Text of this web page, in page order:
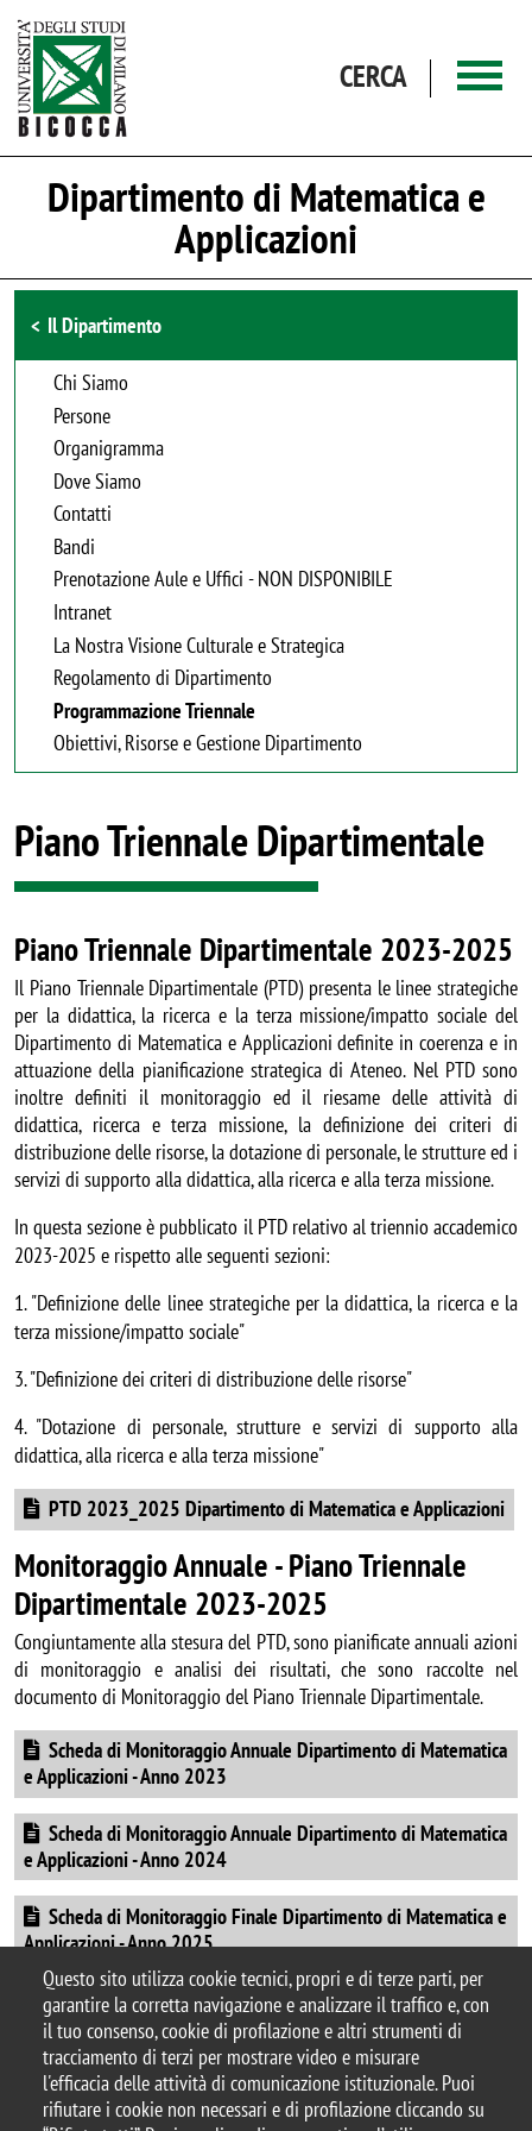
Questo sito utilizza cookie tecnici, propri e di terze parti, per
garantire la corretta navigazione e analizzare il traffico e, con
il tuo consenso, cookie di profilazione e altri strumenti di
tracciamento di terzi per mostrare video e misurare
l'efficacia delle attività di comunicazione istituzionale. Puoi
rifiutare i cookie non necessari e di profilazione cliccando su
CERCA
Dipartimento di Matematica e
Applicazioni
Browse the section
Il Dipartimento
Chi Siamo
Persone
Organigramma
Dove Siamo
Contatti
Bandi
Prenotazione Aule e Uffici - NON DISPONIBILE
Intranet
La Nostra Visione Culturale e Strategica
Regolamento di Dipartimento
Programmazione Triennale
Obiettivi, Risorse e Gestione Dipartimento
Piano Triennale Dipartimentale
Piano Triennale Dipartimentale 2023-2025
Il Piano Triennale Dipartimentale (PTD) presenta le linee strategiche
per la didattica, la ricerca e la terza missione/impatto sociale del
Dipartimento di Matematica e Applicazioni definite in coerenza e in
attuazione della pianificazione strategica di Ateneo. Nel PTD sono
inoltre definiti il monitoraggio ed il riesame delle attività di
didattica, ricerca e terza missione, la definizione dei criteri di
distribuzione delle risorse, la dotazione di personale, le strutture ed i
servizi di supporto alla didattica, alla ricerca e alla terza missione.
In questa sezione è pubblicato il PTD relativo al triennio accademico
2023-2025 e rispetto alle seguenti sezioni:
1. "Definizione delle linee strategiche per la didattica, la ricerca e la
terza missione/impatto sociale"
3. "Definizione dei criteri di distribuzione delle risorse"
4. "Dotazione di personale, strutture e servizi di supporto alla
didattica, alla ricerca e alla terza missione"
Document
PTD 2023_2025 Dipartimento di Matematica e Applicazioni
Monitoraggio Annuale - Piano Triennale
Dipartimentale 2023-2025
Congiuntamente alla stesura del PTD, sono pianificate annuali azioni
di monitoraggio e analisi dei risultati, che sono raccolte nel
documento di Monitoraggio del Piano Triennale Dipartimentale.
Document
Scheda di Monitoraggio Annuale Dipartimento di Matematica
e Applicazioni - Anno 2023
Document
Scheda di Monitoraggio Annuale Dipartimento di Matematica
e Applicazioni - Anno 2024
DocumentScheda di Monitoraggio Finale Dipartimento di Matematica e
Applicazioni - Anno 2025
© 2026 Università degli Studi di Milano-Bicocca
Piazza dell'Ateneo Nuovo, 1 - 20126, Milano
Casella PEC:ateneo.bicocca@pec.unimib.it